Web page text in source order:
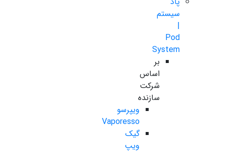
سیستم
|
Pod
System
بر
اساس
شرکت
سازنده
ویپرسو
Vaporesso
گیک
ویپ